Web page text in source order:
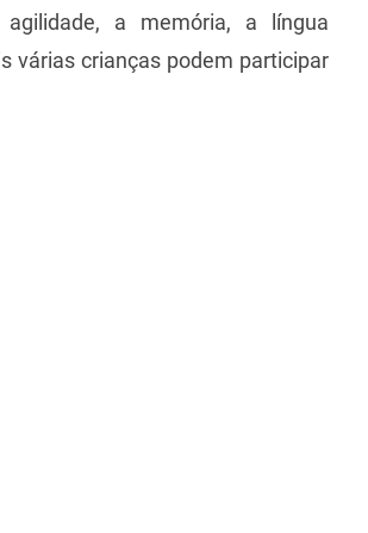
a memória, a língua
várias crianças podem participar